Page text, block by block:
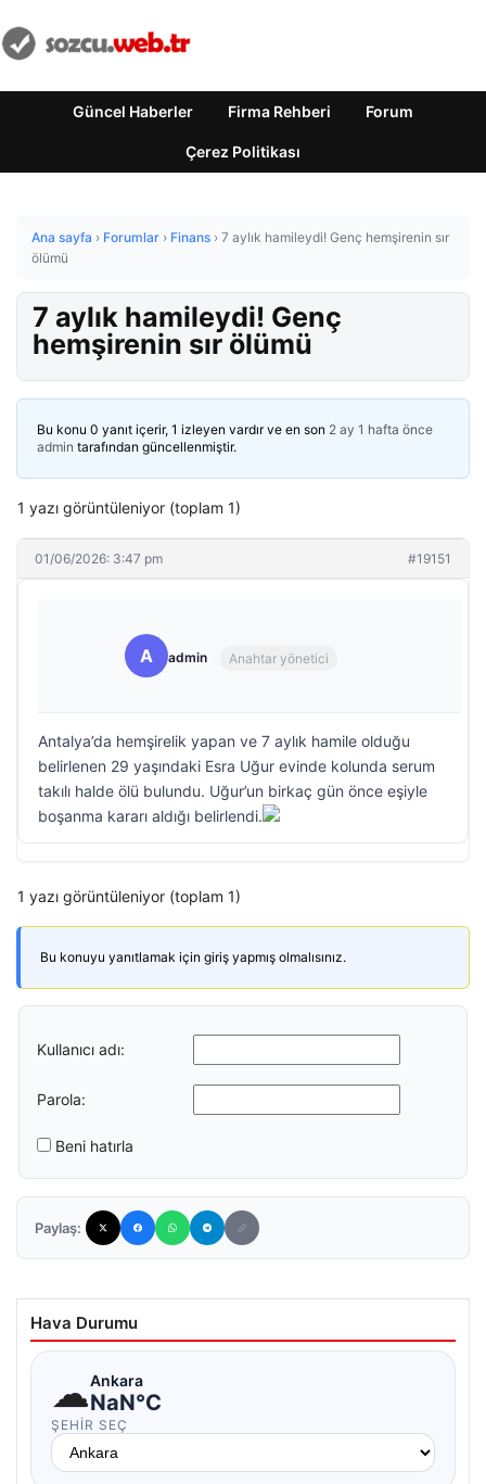
Güncel Haberler Firma Rehberi Forum
Çerez Politikası
Ana sayfa › Forumlar › Finans › 7 aylık hamileydi! Genç hemşirenin sır
ölümü
7 aylık hamileydi! Genç
hemşirenin sır ölümü
Bu konu 0 yanıt içerir, 1 izleyen vardır ve en son 2 ay 1 hafta önce
admin tarafından güncellenmiştir.
1 yazı görüntüleniyor (toplam 1)
01/06/2026: 3:47 pm #19151
A admin Anahtar yönetici
Antalya’da hemşirelik yapan ve 7 aylık hamile olduğu
belirlenen 29 yaşındaki Esra Uğur evinde kolunda serum
takılı halde ölü bulundu. Uğur’un birkaç gün önce eşiyle
boşanma kararı aldığı belirlendi.
1 yazı görüntüleniyor (toplam 1)
Bu konuyu yanıtlamak için giriş yapmış olmalısınız.
Kullanıcı adı:
Parola:
Beni hatırla
Paylaş:
Hava Durumu
☁Ankara
NaN°C
ŞEHIR SEÇ